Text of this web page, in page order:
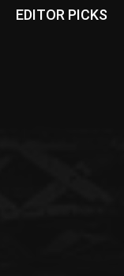
EDITOR PICKS